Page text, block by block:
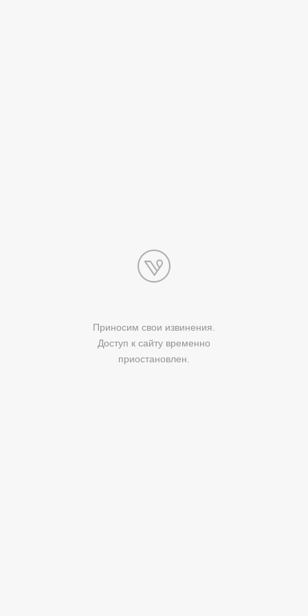
Приносим свои извинения.
Доступ к сайту временно
приостановлен.